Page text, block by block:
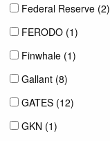
Federal Reserve (2)
FERODO (1)
Finwhale (1)
Gallant (8)
GATES (12)
GKN (1)